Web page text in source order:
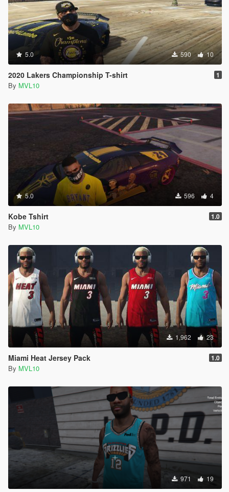
5.0 590 10
2020 Lakers Championship T-shirt 1
By MVL10
5.0 596 4
Kobe Tshirt 1.0
By MVL10
1,962 23
Miami Heat Jersey Pack 1.0
By MVL10
971 19